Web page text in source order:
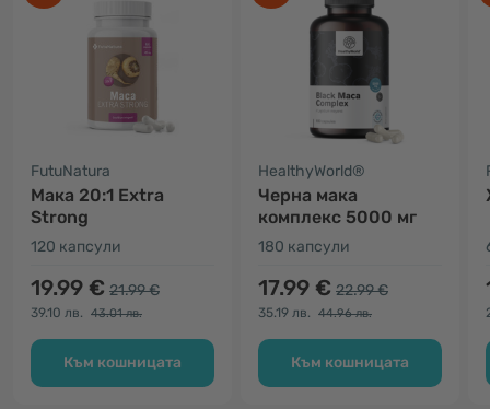
FutuNatura
Мака 20:1 Extra
Strong
120 капсули
19.99 € 21.99 €
39.10 лв. 43.01 лв.
Към кошницата
HealthyWorld®
Черна мака
комплекс 5000 мг
180 капсули
17.99 € 22.99 €
35.19 лв. 44.96 лв.
Към кошницата